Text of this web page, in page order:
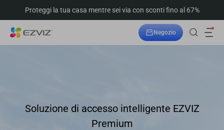
Proteggi la tua casa mentre sei via con sconti fino al 67%
Negozio
Soluzione di accesso intelligente EZVIZ
Premium